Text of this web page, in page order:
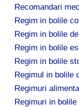
Recomandari
Regim in bolile
Regim in bolile
Regim in bolile
Regim in bolile
Regimul in bolile
Regimuri
Regimuri in bolile